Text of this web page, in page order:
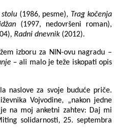
(1986, pesme), Trag kočenja
(1997, nedovršeni roman),
Radni dnevnik (2012).
izboru za NIN-ovu nagradu –
– ali malo je teže iskopati opis
za svoje buduće priče.
Vojvodine, „nakon jedne
na moj anketni zahtev: Daj mi
solidarnosti, 25. septembra